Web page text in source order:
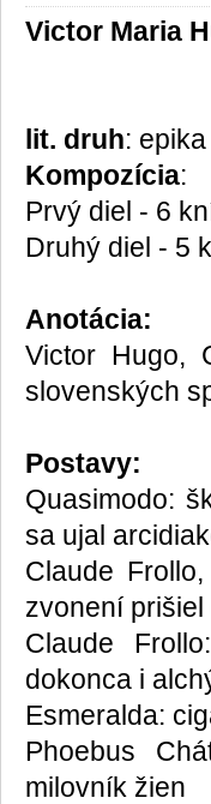
Victor Maria
lit. druh: epika
Kompozícia:
Prvý diel - 6
Druhý diel - 5
Anotácia:
Victor Hugo,
slovenských
Postavy:
Quasimodo:
sa ujal
Claude
zvonení prišiel
Claude
dokonca i
Esmeralda:
Phoebus
milovník žien